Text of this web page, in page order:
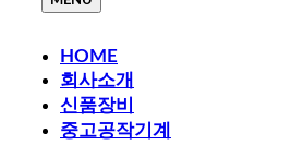
HOME
회사소개
신품장비
중고공작기계